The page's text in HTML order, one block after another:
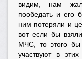
видим, нам
пообедать и его
ним потеряли и
вот если бы
МЧС, то этого бы
участвуют в